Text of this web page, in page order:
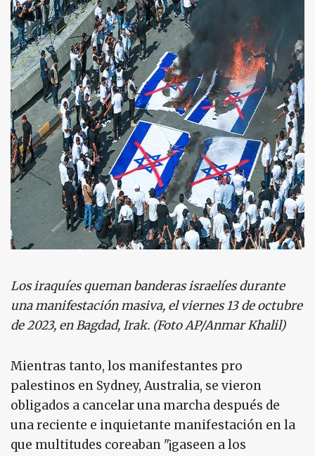
Los iraquíes queman banderas israelíes durante
una manifestación masiva, el viernes 13 de octubre
de 2023, en Bagdad, Irak. (Foto AP/Anmar Khalil)
Mientras tanto, los manifestantes pro
palestinos en Sydney, Australia, se vieron
obligados a cancelar una marcha después de
una reciente e inquietante manifestación en la
que multitudes coreaban "¡gaseen a los